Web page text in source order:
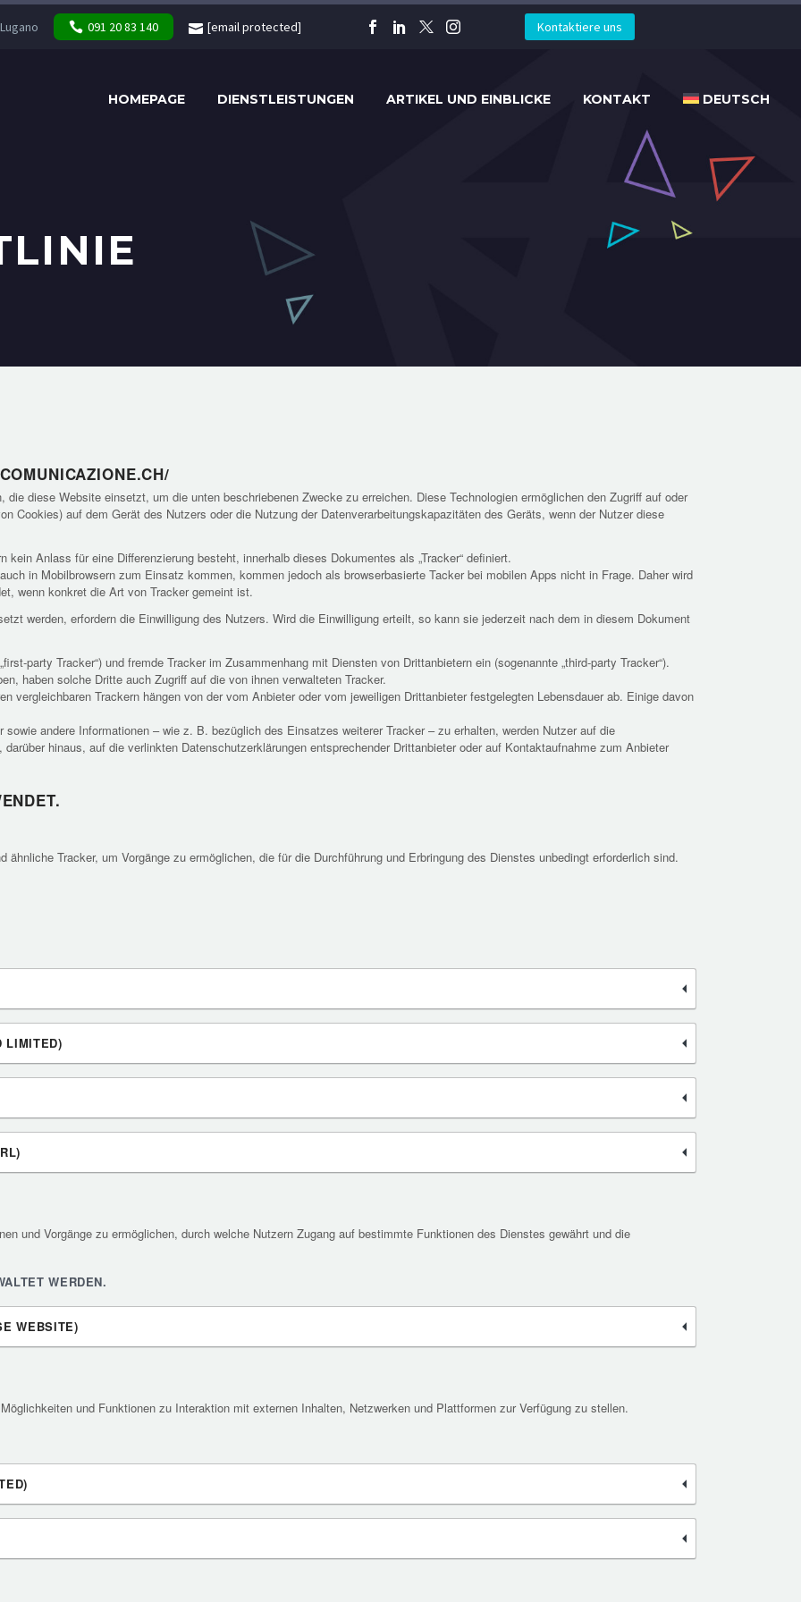
091 20 83 140 [email protected] Kontaktiere uns
HOMEPAGE DIENSTLEISTUNGEN ARTIKEL UND EINBLICKE KONTAKT DEUTSCH
diese Website einsetzt, um die unten beschriebenen Zwecke zu erreichen. Diese Technologien ermöglichen den Zugriff auf oder
Cookies) auf dem Gerät des Nutzers oder die Nutzung der Datenverarbeitungskapazitäten des Geräts, wenn der Nutzer diese
Anlass für eine Differenzierung besteht, innerhalb dieses Dokumentes als „Tracker“ definiert.
in Mobilbrowsern zum Einsatz kommen, kommen jedoch als browserbasierte Tacker bei mobilen Apps nicht in Frage. Daher wird
wenn konkret die Art von Tracker gemeint ist.
werden, erfordern die Einwilligung des Nutzers. Wird die Einwilligung erteilt, so kann sie jederzeit nach dem in diesem Dokument
party Tracker“) und fremde Tracker im Zusammenhang mit Diensten von Drittanbietern ein (sogenannte „third-party Tracker“).
haben solche Dritte auch Zugriff auf die von ihnen verwalteten Tracker.
vergleichbaren Trackern hängen von der vom Anbieter oder vom jeweiligen Drittanbieter festgelegten Lebensdauer ab. Einige davon
andere Informationen – wie z. B. bezüglich des Einsatzes weiterer Tracker – zu erhalten, werden Nutzer auf die
hinaus, auf die verlinkten Datenschutzerklärungen entsprechender Drittanbieter oder auf Kontaktaufnahme zum Anbieter
ähnliche Tracker, um Vorgänge zu ermöglichen, die für die Durchführung und Erbringung des Dienstes unbedingt erforderlich sind.
LIMITED)
und Vorgänge zu ermöglichen, durch welche Nutzern Zugang auf bestimmte Funktionen des Dienstes gewährt und die
WERDEN.
WEBSITE)
und Funktionen zu Interaktion mit externen Inhalten, Netzwerken und Plattformen zur Verfügung zu stellen.